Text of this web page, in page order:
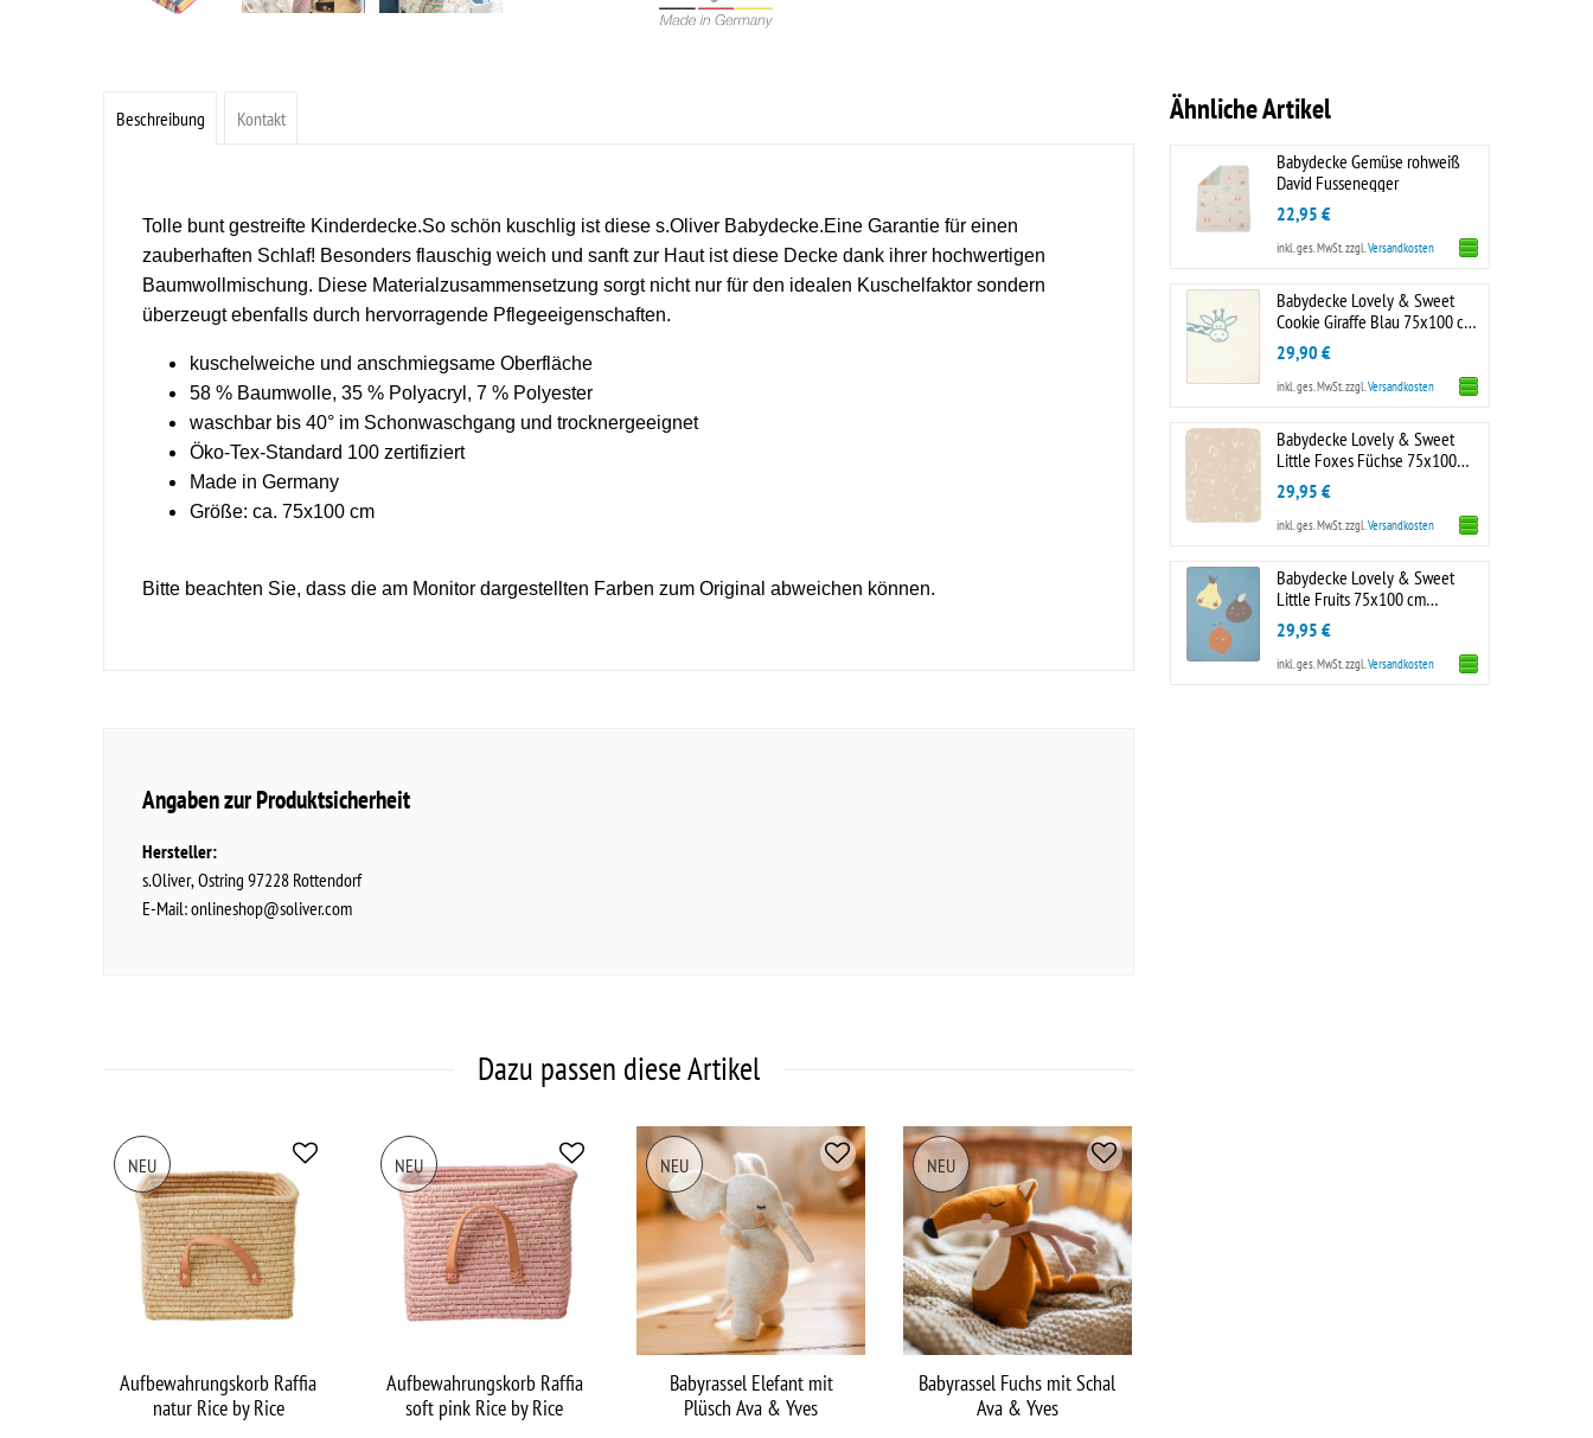
Beschreibung Kontakt
Tolle bunt gestreifte Kinderdecke.So schön kuschlig ist diese s.Oliver Babydecke.Eine Garantie für einen
zauberhaften Schlaf! Besonders flauschig weich und sanft zur Haut ist diese Decke dank ihrer hochwertigen
Baumwollmischung. Diese Materialzusammensetzung sorgt nicht nur für den idealen Kuschelfaktor sondern
überzeugt ebenfalls durch hervorragende Pflegeeigenschaften.
kuschelweiche und anschmiegsame Oberfläche
58 % Baumwolle, 35 % Polyacryl, 7 % Polyester
waschbar bis 40° im Schonwaschgang und trocknergeeignet
Öko-Tex-Standard 100 zertifiziert
Made in Germany
Größe: ca. 75x100 cm
Bitte beachten Sie, dass die am Monitor dargestellten Farben zum Original abweichen können.
Angaben zur Produktsicherheit
Hersteller:
s.Oliver Ostring 97228 Rottendorf
E-Mail:onlineshop@soliver.com
Dazu passen diese Artikel
NEU
Aufbewahrungskorb Raffia
natur Rice by Rice
NEU
Aufbewahrungskorb Raffia
soft pink Rice by Rice
NEU
Babyrassel Elefant mit
Plüsch Ava & Yves
NEU
Babyrassel Fuchs mit Schal
Ava & Yves
Ähnliche Artikel
Babydecke Gemüse rohweiß
David Fussenegger
22,95 €
inkl. ges. MwSt.zzgl.Versandkosten
Babydecke Lovely & Sweet
Cookie Giraffe Blau 75x100 cm
Biederlack
29,90 €
inkl. ges. MwSt.zzgl.Versandkosten
Babydecke Lovely & Sweet
Little Foxes Füchse 75x100
cm Biederlack
29,95 €
inkl. ges. MwSt.zzgl.Versandkosten
Babydecke Lovely & Sweet
Little Fruits 75x100 cm
Biederlack
29,95 €
inkl. ges. MwSt.zzgl.Versandkosten